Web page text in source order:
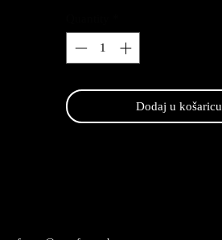
Dodaj u košaricu